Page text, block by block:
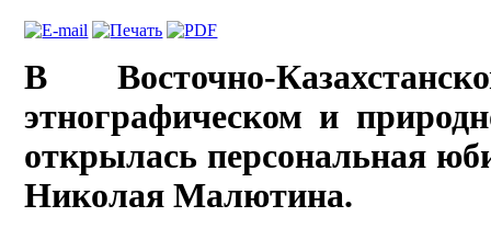
В Восточно-
этнографическом и
открылась персональная
Николая Малютина.